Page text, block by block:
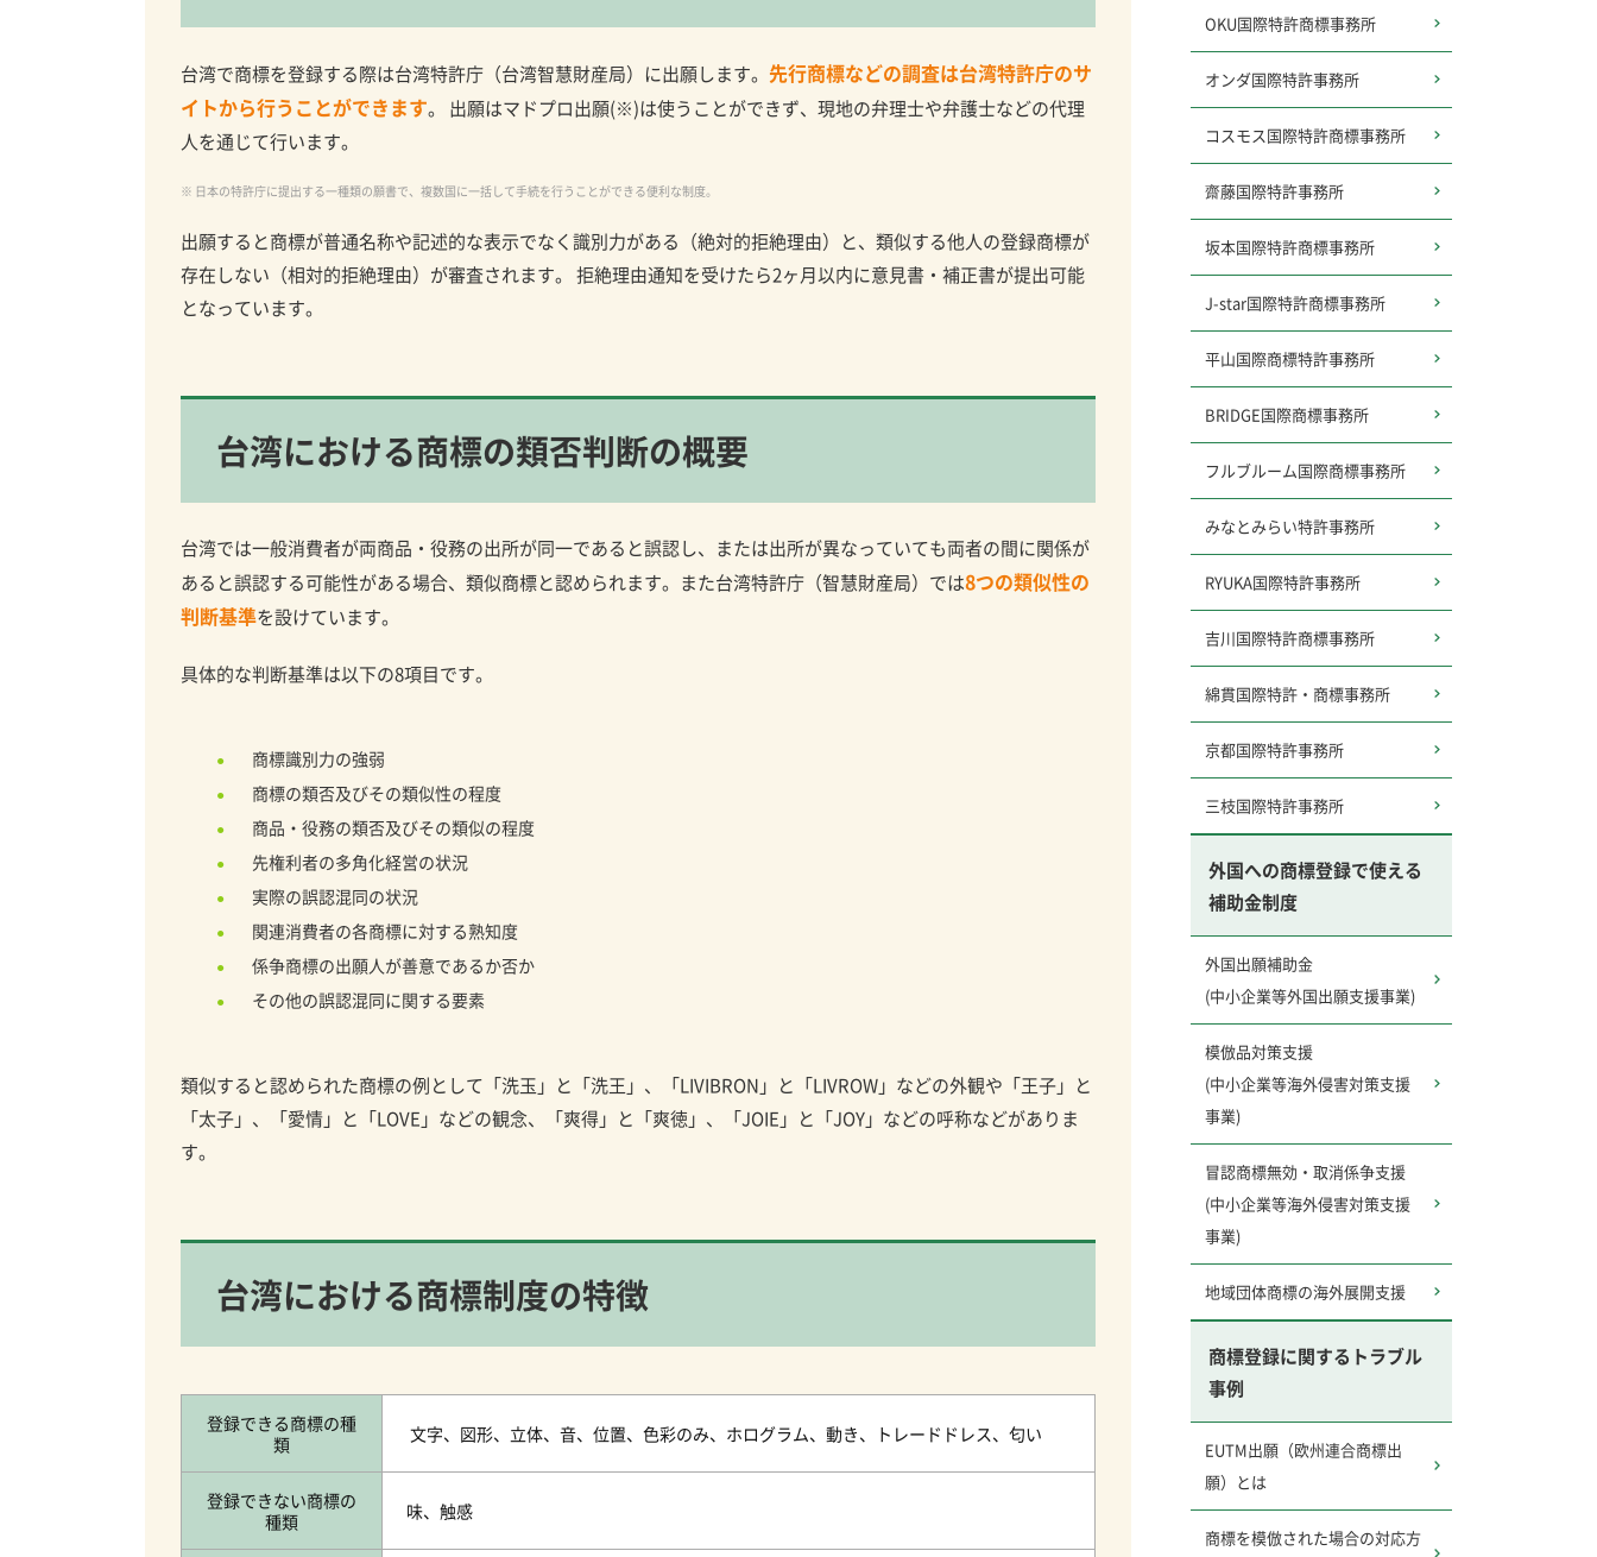
台湾で商標を登録する際は台湾特許庁（台湾智慧財産局）に出願します。 先行商標などの調査は台湾特許庁のサ
イトから行うことができます。 出願はマドプロ出願(※)は使うことができず、現地の弁理士や弁護士などの代理
人を通じて行います。
※ 日本の特許庁に提出する一種類の願書で、複数国に一括して手続を行うことができる便利な制度。
出願すると商標が普通名称や記述的な表示でなく識別力がある（絶対的拒絶理由）と、類似する他人の登録商標が
存在しない（相対的拒絶理由）が審査されます。 拒絶理由通知を受けたら2ヶ月以内に意見書・補正書が提出可能
となっています。
台湾における商標の類否判断の概要
台湾では一般消費者が両商品・役務の出所が同一であると誤認し、または出所が異なっていても両者の間に関係が
あると誤認する可能性がある場合、類似商標と認められます。また台湾特許庁（智慧財産局）では8つの類似性の
判断基準を設けています。
具体的な判断基準は以下の8項目です。
商標識別力の強弱
商標の類否及びその類似性の程度
商品・役務の類否及びその類似の程度
先権利者の多角化経営の状況
実際の誤認混同の状況
関連消費者の各商標に対する熟知度
係争商標の出願人が善意であるか否か
その他の誤認混同に関する要素
類似すると認められた商標の例として「洗玉」と「洗王」、「LIVIBRON」と「LIVROW」などの外観や「王子」と
「太子」、「愛情」と「LOVE」などの観念、「爽得」と「爽徳」、「JOIE」と「JOY」などの呼称などがありま
す。
台湾における商標制度の特徴
登録できる商標の種
類
文字、図形、立体、音、位置、色彩のみ、ホログラム、動き、トレードドレス、匂い
登録できない商標の
種類
味、触感
OKU国際特許商標事務所
オンダ国際特許事務所
コスモス国際特許商標事務所
齋藤国際特許事務所
坂本国際特許商標事務所
J-star国際特許商標事務所
平山国際商標特許事務所
BRIDGE国際商標事務所
フルブルーム国際商標事務所
みなとみらい特許事務所
RYUKA国際特許事務所
吉川国際特許商標事務所
綿貫国際特許・商標事務所
京都国際特許事務所
三枝国際特許事務所
外国への商標登録で使える
補助金制度
外国出願補助金
(中小企業等外国出願支援事業)
模倣品対策支援
(中小企業等海外侵害対策支援
事業)
冒認商標無効・取消係争支援
(中小企業等海外侵害対策支援
事業)
地域団体商標の海外展開支援
商標登録に関するトラブル
事例
EUTM出願（欧州連合商標出
願）とは
商標を模倣された場合の対応方